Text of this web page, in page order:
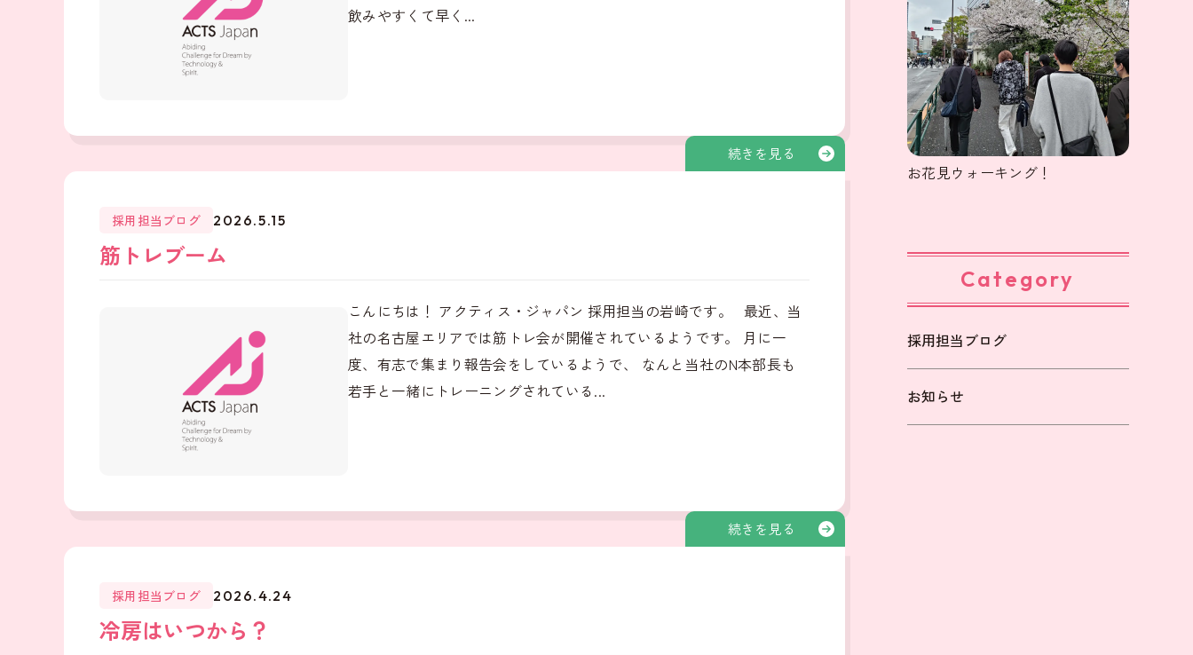
飲みやすくて早く...
続きを見る
採用担当ブログ 2026.5.15
筋トレブーム
こんにちは！ アクティス・ジャパン 採用担当の岩崎です。 最近、当
社の名古屋エリアでは筋トレ会が開催されているようです。 月に一
度、有志で集まり報告会をしているようで、 なんと当社のN本部長も
若手と一緒にトレーニングされている...
続きを見る
採用担当ブログ 2026.4.24
冷房はいつから？
お花見ウォーキング！
Category
採用担当ブログ
お知らせ